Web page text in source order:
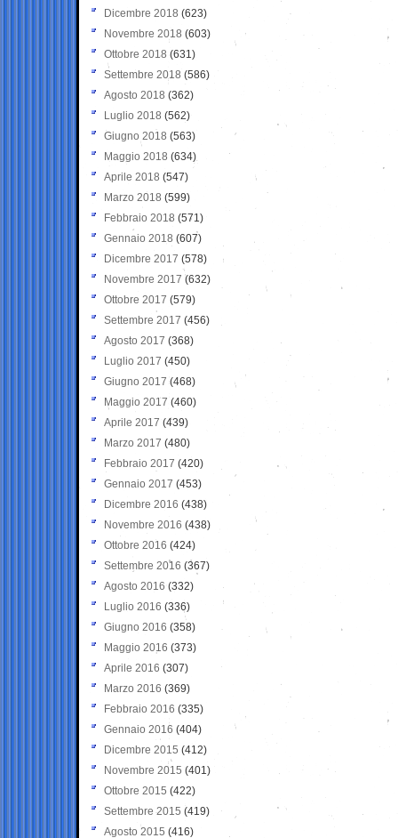
Dicembre 2018 (623)
Novembre 2018 (603)
Ottobre 2018 (631)
Settembre 2018 (586)
Agosto 2018 (362)
Luglio 2018 (562)
Giugno 2018 (563)
Maggio 2018 (634)
Aprile 2018 (547)
Marzo 2018 (599)
Febbraio 2018 (571)
Gennaio 2018 (607)
Dicembre 2017 (578)
Novembre 2017 (632)
Ottobre 2017 (579)
Settembre 2017 (456)
Agosto 2017 (368)
Luglio 2017 (450)
Giugno 2017 (468)
Maggio 2017 (460)
Aprile 2017 (439)
Marzo 2017 (480)
Febbraio 2017 (420)
Gennaio 2017 (453)
Dicembre 2016 (438)
Novembre 2016 (438)
Ottobre 2016 (424)
Settembre 2016 (367)
Agosto 2016 (332)
Luglio 2016 (336)
Giugno 2016 (358)
Maggio 2016 (373)
Aprile 2016 (307)
Marzo 2016 (369)
Febbraio 2016 (335)
Gennaio 2016 (404)
Dicembre 2015 (412)
Novembre 2015 (401)
Ottobre 2015 (422)
Settembre 2015 (419)
Agosto 2015 (416)